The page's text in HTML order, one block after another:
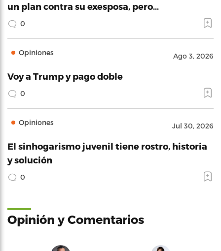
un plan contra su exesposa, pero…
0
Opiniones Ago 3, 2026
Voy a Trump y pago doble
0
Opiniones Jul 30, 2026
El sinhogarismo juvenil tiene rostro, historia
y solución
0
Opinión y Comentarios